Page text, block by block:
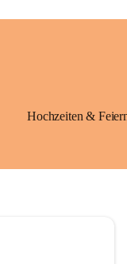
+2
Hochzeiten &